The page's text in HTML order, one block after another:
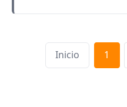
Inicio 1